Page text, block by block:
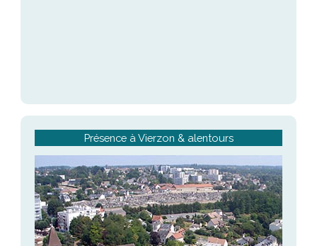
Présence à Vierzon & alentours